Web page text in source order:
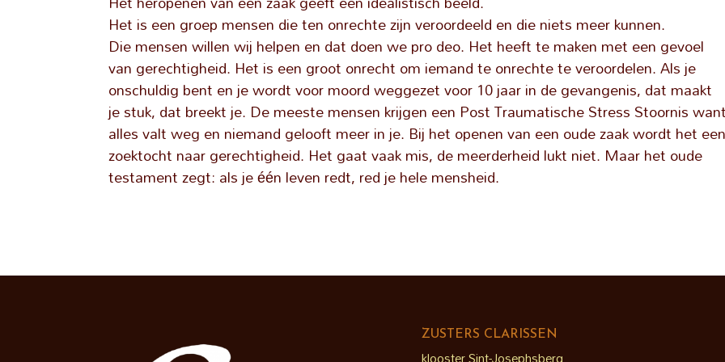
Het is een groep mensen die ten onrechte zijn veroordeeld en die niets meer kunnen.
Die mensen willen wij helpen en dat doen we pro deo. Het heeft te maken met een gevoel
van gerechtigheid. Het is een groot onrecht om iemand te onrechte te veroordelen. Als je
onschuldig bent en je wordt voor moord weggezet voor 10 jaar in de gevangenis, dat maakt
je stuk, dat breekt je. De meeste mensen krijgen een Post Traumatische Stress Stoornis want
alles valt weg en niemand gelooft meer in je. Bij het openen van een oude zaak wordt het een
zoektocht naar gerechtigheid. Het gaat vaak mis, de meerderheid lukt niet. Maar het oude
testament zegt: als je één leven redt, red je hele mensheid.
ZUSTERS CLARISSEN